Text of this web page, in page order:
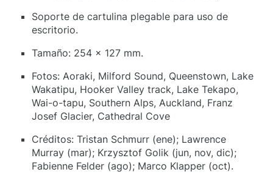
Soporte de cartulina plegable para uso de
escritorio.
Tamaño: 254 x 127 mm.
Fotos: Aoraki, Milford Sound, Queenstown, Lake
Wakatipu, Hooker Valley track, Lake Tekapo,
Wai-o-tapu, Southern Alps, Auckland, Franz
Josef Glacier, Cathedral Cove
Créditos: Tristan Schmurr (ene); Lawrence
Murray (mar); Krzysztof Golik (jun, nov, dic);
Fabienne Felder (ago); Marco Klapper (oct).